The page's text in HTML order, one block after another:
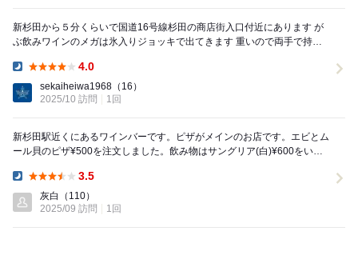
新杉田から５分くらいで国道16号線杉田の商店街入口付近にあります が
ぶ飲みワインのメガは氷入りジョッキで出てきます 重いので両手で持っ
4.0
sekaiheiwa1968 （16）
2025/10 訪問
1回
新杉田駅近くにあるワインバーです。ピザがメインのお店です。エビとム
ール貝のピザ¥500を注文しました。飲み物はサングリア(白)¥600をいた
3.5
灰白
（110）
2025/09 訪問
1回